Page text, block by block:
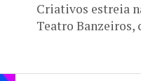
Criativos estreia
Teatro